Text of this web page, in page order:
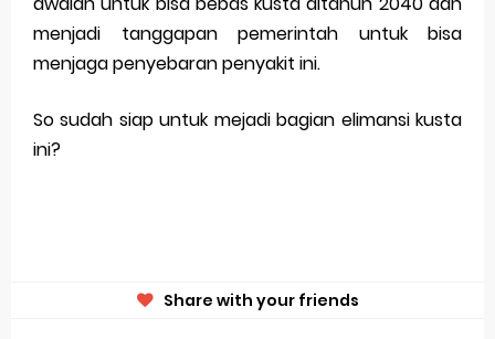
menjadi tanggapan pemerintah untuk bisa
menjaga penyebaran penyakit ini.
So sudah siap untuk mejadi bagian elimansi kusta
ini?
Share with your friends